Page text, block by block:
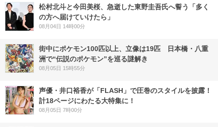
松村北斗と今田美桜、急逝した東野圭吾氏へ誓う「多く
の方へ届けていけたら」
08月04日 14時00分
街中にポケモン100匹以上、立像は19匹 日本橋・八重
洲で“伝説のポケモン”を巡る謎解き
08月05日 15時55分
声優・井口裕香が「FLASH」で圧巻のスタイルを披露！
計18ページにわたる大特集に！
08月05日 7時00分